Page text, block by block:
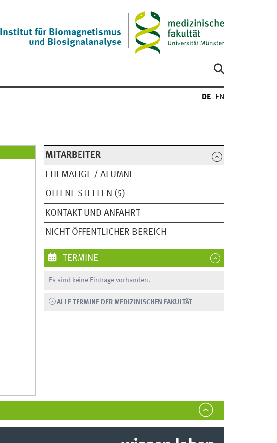
Institut für Biomagnetismus
und Biosignalanalyse
DE EN
MITARBEITER
EHEMALIGE / ALUMNI
OFFENE STELLEN (5)
KONTAKT UND ANFAHRT
NICHT ÖFFENTLICHER BEREICH
TERMINE
Es sind keine Einträge vorhanden.
ALLE TERMINE DER MEDIZINISCHEN FAKULTÄT